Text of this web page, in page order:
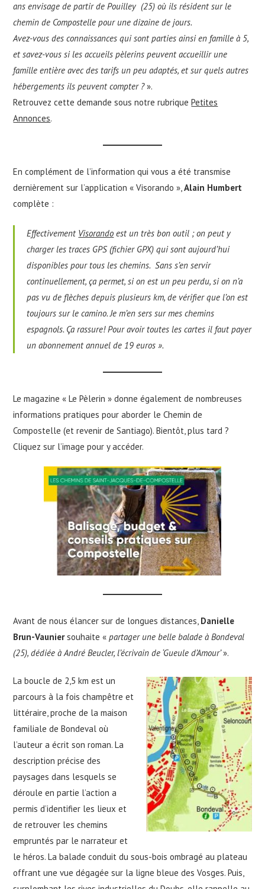
ans envisage de partir de Pouilley (25) où ils résident sur le
chemin de Compostelle pour une dizaine de jours.
Avez-vous des connaissances qui sont parties ainsi en famille à 5,
et savez-vous si les accueils pèlerins peuvent accueillir une
famille entière avec des tarifs un peu adaptés, et sur quels autres
hébergements ils peuvent compter ?».
Retrouvez cette demande sous notre rubriquePetites
Annonces.
En complément de l’information qui vous a été transmise
dernièrement sur l’application « Visorando »,Alain Humbert
complète :
Effectivement Visorando est un très bon outil ; on peut y
charger les traces GPS (fichier GPX) qui sont aujourd’hui
disponibles pour tous les chemins. Sans s’en servir
continuellement, ça permet, si on est un peu perdu, si on n’a
pas vu de flèches depuis plusieurs km, de vérifier que l’on est
toujours sur le camino. Je m’en sers sur mes chemins
espagnols. Ça rassure! Pour avoir toutes les cartes il faut payer
un abonnement annuel de 19 euros ».
Le magazine « Le Pèlerin » donne également de nombreuses
informations pratiques pour aborder le Chemin de
Compostelle (et revenir de Santiago). Bientôt, plus tard ?
Cliquez sur l’image pour y accéder.
Avant de nous élancer sur de longues distances, Danielle
Brun-Vauniersouhaite «partager une belle balade à Bondeval
(25), dédiée à André Beucler, l’écrivain de ‘Gueule d’Amour’».
La boucle de 2,5 km est un
parcours à la fois champêtre et
littéraire, proche de la maison
familiale de Bondeval où
l’auteur a écrit son roman. La
description précise des
paysages dans lesquels se
déroule en partie l’action a
permis d’identifier les lieux et
de retrouver les chemins
empruntés par le narrateur et
le héros. La balade conduit du sous-bois ombragé au plateau
offrant une vue dégagée sur la ligne bleue des Vosges. Puis,